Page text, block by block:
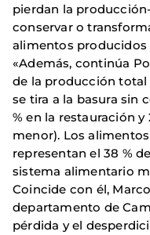
pierdan la
conservar o
alimentos producidos
«Además, continúa
de la producción total
se tira a la basura sin
% en la restauración
menor). Los
representan el 38 %
sistema alimentario
Coincide con él,
departamento de
pérdida y el